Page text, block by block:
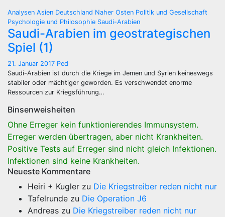
Analysen Asien Deutschland Naher Osten Politik und Gesellschaft
Psychologie und Philosophie Saudi-Arabien
Saudi-Arabien im geostrategischen
Spiel (1)
21. Januar 2017 Ped
Saudi-Arabien ist durch die Kriege im Jemen und Syrien keineswegs
stabiler oder mächtiger geworden. Es verschwendet enorme
Ressourcen zur Kriegsführung…
Binsenweisheiten
Ohne Erreger kein funktionierendes Immunsystem.
Erreger werden übertragen, aber nicht Krankheiten.
Positive Tests auf Erreger sind nicht gleich Infektionen.
Infektionen sind keine Krankheiten.
Neueste Kommentare
Heiri + Kugler zu Die Kriegstreiber reden nicht nur
Tafelrunde zu Die Operation J6
Andreas zu Die Kriegstreiber reden nicht nur